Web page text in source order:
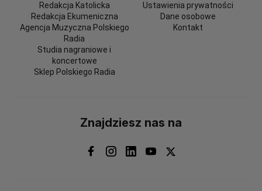
Redakcja Katolicka
Redakcja Ekumeniczna
Agencja Muzyczna Polskiego
Radia
Studia nagraniowe i
koncertowe
Sklep Polskiego Radia
Ustawienia prywatności
Dane osobowe
Kontakt
Znajdziesz nas na